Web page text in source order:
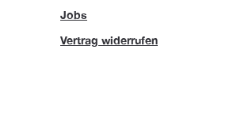
Jobs
Vertrag widerrufen